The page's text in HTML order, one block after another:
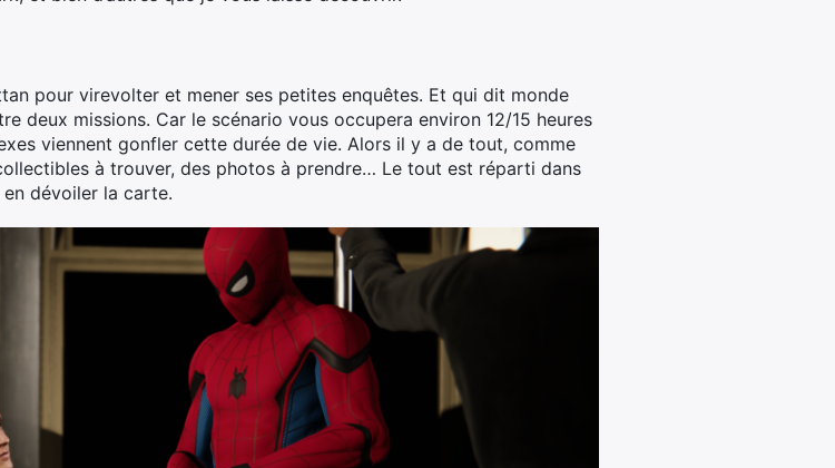
pour virevolter et mener ses petites enquêtes. Et qui dit monde
deux missions. Car le scénario vous occupera environ 12/15 heures
viennent gonfler cette durée de vie. Alors il y a de tout, comme
à trouver, des photos à prendre… Le tout est réparti dans
dévoiler la carte.